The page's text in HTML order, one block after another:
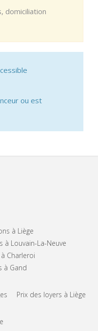
domiciliation
ou est
à Liège
à Louvain-La-Neuve
Charleroi
à Gand
Prix des loyers à Liège